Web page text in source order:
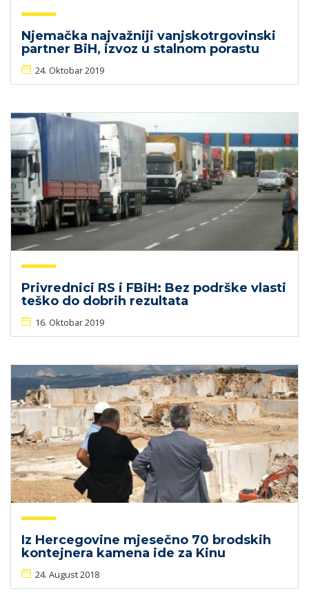
Njemačka najvažniji vanjskotrgovinski
partner BiH, izvoz u stalnom porastu
24. Oktobar 2019
Privrednici RS i FBiH: Bez podrške vlasti
teško do dobrih rezultata
16. Oktobar 2019
Iz Hercegovine mjesečno 70 brodskih
kontejnera kamena ide za Kinu
24. August 2018